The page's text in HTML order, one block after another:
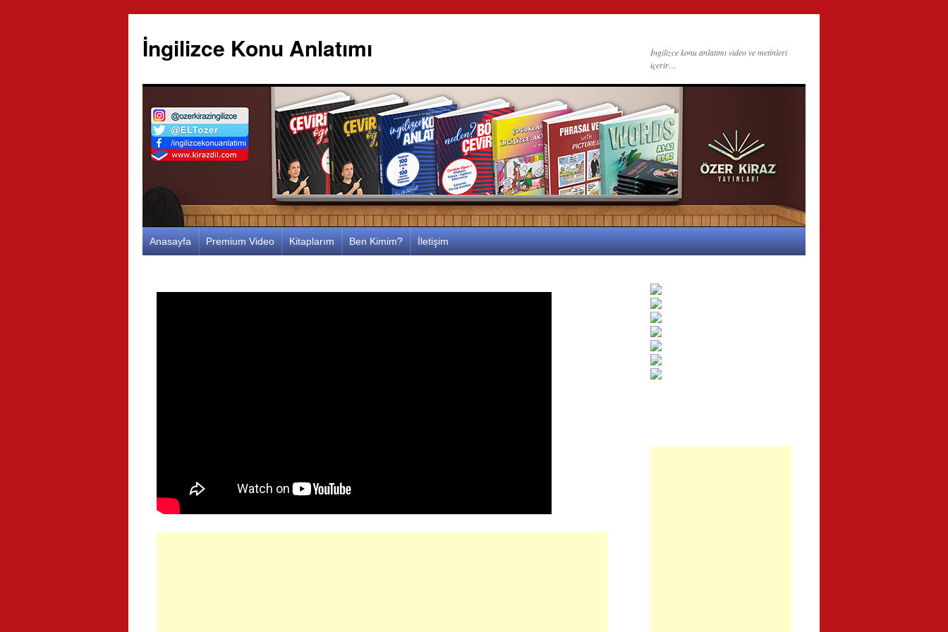
İngilizce Konu Anlatımı
İngilizce konu anlatımı video ve metinleri
içerir…
İçeriğe
Anasayfa Premium Video Kitaplarım Ben Kimim? İletişim